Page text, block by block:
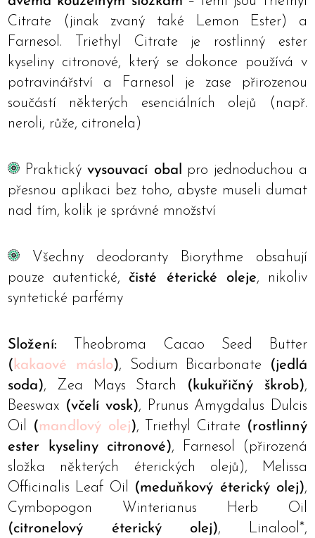
Citrate (jinak zvaný také Lemon Ester) a
Farnesol. Triethyl Citrate je rostlinný ester
kyseliny citronové, který se dokonce používá v
potravinářství a Farnesol je zase přirozenou
součástí některých esenciálních olejů (např.
neroli, růže, citronela)
Praktický vysouvací obal
pro jednoduchou a
přesnou aplikaci bez toho, abyste museli dumat
nad tím, kolik je správné množství
Všechny deodoranty Biorythme obsahují
pouze autentické, čisté éterické oleje, nikoliv
syntetické parfémy
Složení: Theobroma Cacao Seed Butter
( kakaové máslo), Sodium Bicarbonate (jedlá
soda), Zea Mays Starch (kukuřičný škrob),
Beeswax (včelí vosk), Prunus Amygdalus Dulcis
Oil
(mandlový olej), Triethyl Citrate (rostlinný
ester kyseliny citronové), Farnesol (přirozená
složka některých éterických olejů), Melissa
Officinalis Leaf Oil (meduňkový éterický olej),
Cymbopogon Winterianus Herb Oil
(citronelový éterický olej), Linalool*,